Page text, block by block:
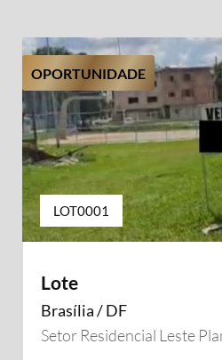
OPORTUNIDADE
LOT0001
Lote
Brasília / DF
Setor Residencial Leste